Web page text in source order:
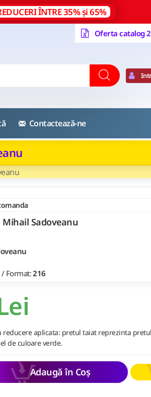
ÎNTRE 35% și 65%
Oferta catalog
Contactează-ne
Mihail Sadoveanu
/ Format:216
Adaugă în Coș
aplicata: pretul taiat reprezinta
de culoare verde.